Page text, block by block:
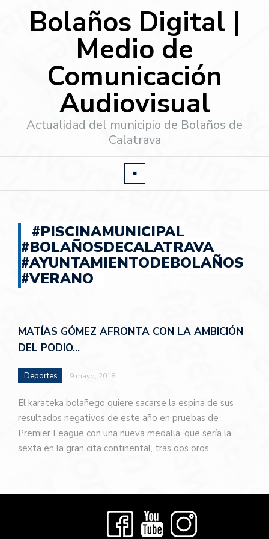
Bolaños Digital |
Medio de
Comunicación
Audiovisual
Actualidad del municipio de Bolaños de
Calatrava
#PISCINAMUNICIPAL
#BOLAÑOSDECALATRAVA
#AYUNTAMIENTODEBOLAÑOS
#VERANO
MATÍAS GÓMEZ AFRONTA CON LA AMBICIÓN
DEL PODIO…
Deportes 9 mayo, 2018
El karateka bolañego quiere sacarse la espina de sus
resultados negativos de este año en pruebas de
Premier League con una nueva medalla, que sería la
sexta en la gran cita continental, tras dos oros,…